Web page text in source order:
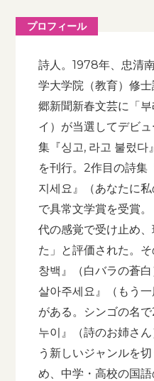
プロフィール
詩人。1978年、忠清
学大学院（教育）修
郷新聞新春文芸に「
イ）が当選してデビ
集『싱고, 라고 불렀다
を刊行。2作目の詩集
지세요』（あなたに私
で具常文学賞を受賞
代の感覚で受け止め
た」と評価された。
창백』（白バラの蒼
살아주세요』（もう
がある。シンゴの名
누이』（詩のお姉さ
う新しいジャンルを
め、中学・高校の国